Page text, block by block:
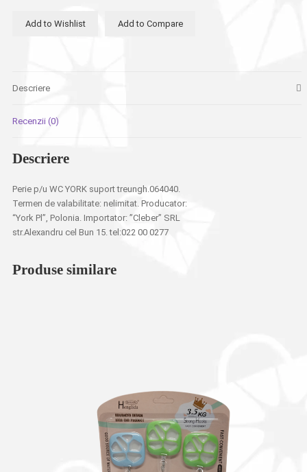
suport
Add to Wishlist Add to Compare
Descriere
Recenzii (0)
Descriere
Perie p/u WC YORK suport treungh.064040.
Termen de valabilitate: nelimitat. Producator:
“York Pl”, Polonia. Importator: ”Cleber” SRL
str.Alexandru cel Bun 15. tel:022 00 0277
Produse similare